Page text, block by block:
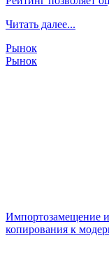
Читать далее...
Рынок
Рынок
Импортозамещение
копирования к